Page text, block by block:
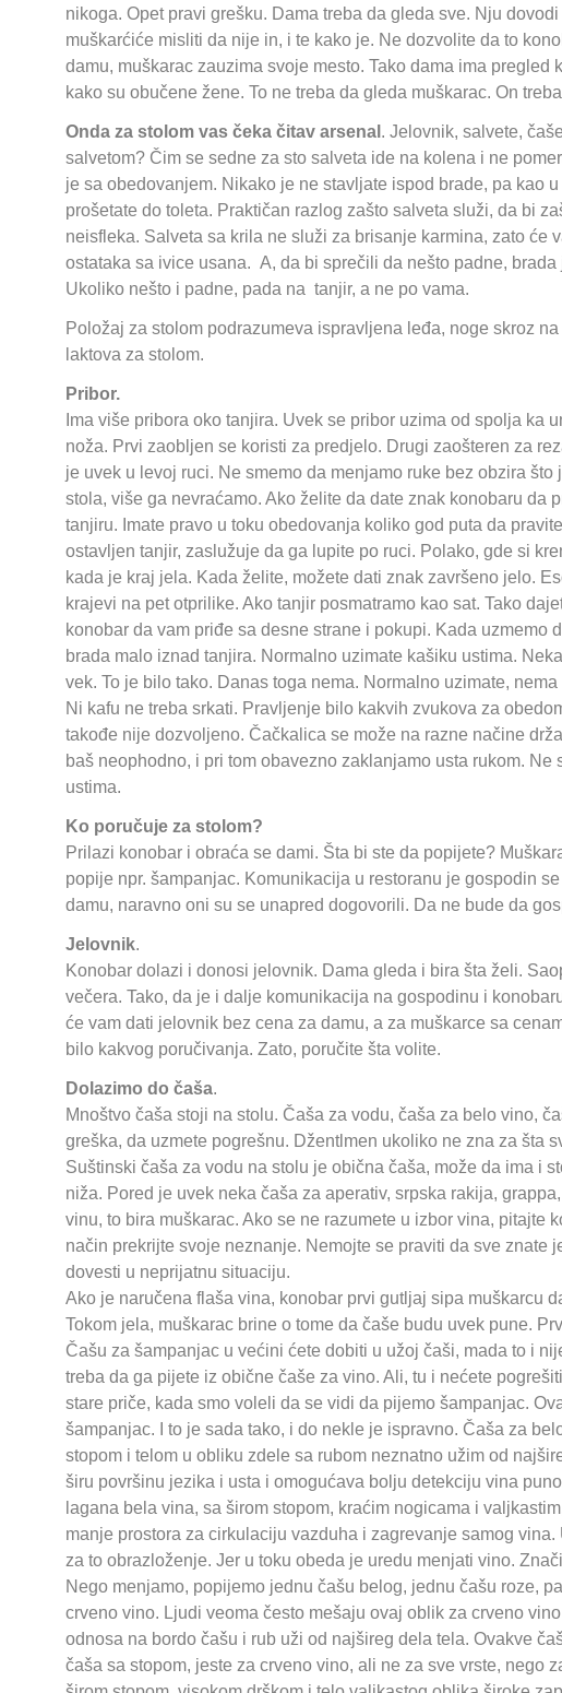
nikoga. Opet pravi grešku. Dama treba da gleda sve. Nju
muškarćiće misliti da nije in, i te kako je. Ne dozvolite da to
damu, muškarac zauzima svoje mesto. Tako dama ima
kako su obučene žene. To ne treba da gleda muškarac. On
Onda za stolom vas čeka čitav arsenal . Jelovnik, salvete,
salvetom? Čim se sedne za sto salveta ide na kolena i ne
je sa obedovanjem. Nikako je ne stavljate ispod brade, pa kao
prošetate do toleta. Praktičan razlog zašto salveta služi, da bi
neisfleka. Salveta sa krila ne služi za brisanje karmina, zato će
ostataka sa ivice usana. A, da bi sprečili da nešto padne,
Ukoliko nešto i padne, pada na tanjir, a ne po vama.
Položaj za stolom podrazumeva ispravljena leđa, noge skroz
laktova za stolom.
Pribor.
Ima više pribora oko tanjira. Uvek se pribor uzima od spolja ka
noža. Prvi zaobljen se koristi za predjelo. Drugi zaošteren za
je uvek u levoj ruci. Ne smemo da menjamo ruke bez obzira
stola, više ga nevraćamo. Ako želite da date znak konobaru da
tanjiru. Imate pravo u toku obedovanja koliko god puta da
ostavljen tanjir, zaslužuje da ga lupite po ruci. Polako, gde si
kada je kraj jela. Kada želite, možete dati znak završeno jelo.
krajevi na pet otprilike. Ako tanjir posmatramo kao sat. Tako
konobar da vam priđe sa desne strane i pokupi. Kada uzmemo
brada malo iznad tanjira. Normalno uzimate kašiku ustima.
vek. To je bilo tako. Danas toga nema. Normalno uzimate,
Ni kafu ne treba srkati. Pravljenje bilo kakvih zvukova za
takođe nije dozvoljeno. Čačkalica se može na razne načine
baš neophodno, i pri tom obavezno zaklanjamo usta rukom.
ustima.
Ko poručuje za stolom?
Prilazi konobar i obraća se dami. Šta bi ste da popijete?
popije npr. šampanjac. Komunikacija u restoranu je gospodin
damu, naravno oni su se unapred dogovorili. Da ne bude da
Jelovnik.
Konobar dolazi i donosi jelovnik. Dama gleda i bira šta želi.
večera. Tako, da je i dalje komunikacija na gospodinu i
će vam dati jelovnik bez cena za damu, a za muškarce sa
bilo kakvog poručivanja. Zato, poručite šta volite.
Dolazimo do čaša.
Mnoštvo čaša stoji na stolu. Čaša za vodu, čaša za belo vino,
greška, da uzmete pogrešnu. Džentlmen ukoliko ne zna za šta
Suštinski čaša za vodu na stolu je obična čaša, može da ima i
niža. Pored je uvek neka čaša za aperativ, srpska rakija,
vinu, to bira muškarac. Ako se ne razumete u izbor vina, pitajte
način prekrijte svoje neznanje. Nemojte se praviti da sve znate
dovesti u neprijatnu situaciju.
Ako je naručena flaša vina, konobar prvi gutljaj sipa muškarcu
Tokom jela, muškarac brine o tome da čaše budu uvek pune.
Čašu za šampanjac u većini ćete dobiti u užoj čaši, mada to i
treba da ga pijete iz obične čaše za vino. Ali, tu i nećete
stare priče, kada smo voleli da se vidi da pijemo šampanjac.
šampanjac. I to je sada tako, i do nekle je ispravno. Čaša za
stopom i telom u obliku zdele sa rubom neznatno užim od
širu površinu jezika i usta i omogućava bolju detekciju vina
lagana bela vina, sa širom stopom, kraćim nogicama i
manje prostora za cirkulaciju vazduha i zagrevanje samog
za to obrazloženje. Jer u toku obeda je uredu menjati vino.
Nego menjamo, popijemo jednu čašu belog, jednu čašu roze,
crveno vino. Ljudi veoma često mešaju ovaj oblik za crveno
odnosa na bordo čašu i rub uži od najšireg dela tela. Ovakve
čaša sa stopom, jeste za crveno vino, ali ne za sve vrste, nego